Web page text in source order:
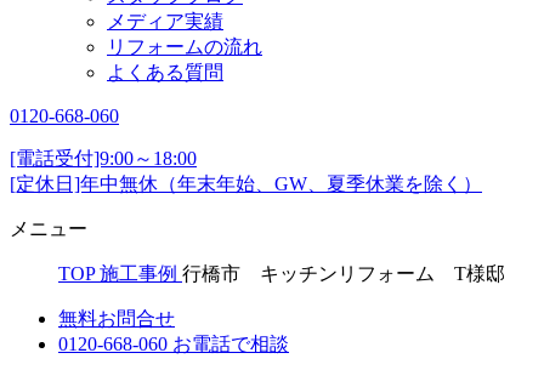
メディア実績
リフォームの流れ
よくある質問
0120-668-060
[電話受付]9:00～18:00
[定休日]年中無休（年末年始、GW、夏季休業を除く）
メニュー
TOP 施工事例 行橋市 キッチンリフォーム T様邸
無料お問合せ
0120-668-060 お電話で相談